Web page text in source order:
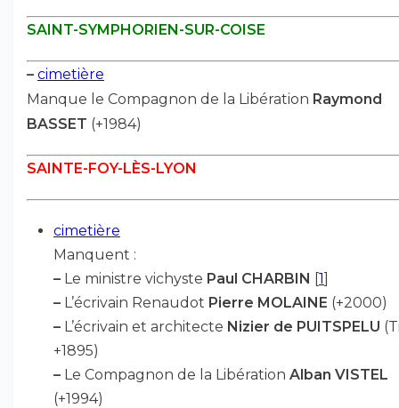
SAINT-SYMPHORIEN-SUR-COISE
– cimetière
Manque le Compagnon de la Libération Raymond
BASSET (+1984)
SAINTE-FOY-LÈS-LYON
cimetière
Manquent :
– Le ministre vichyste Paul CHARBIN [1]
– L’écrivain Renaudot Pierre MOLAINE (+2000)
– L’écrivain et architecte Nizier de PUITSPELU
+1895)
– Le Compagnon de la Libération Alban VISTEL
(+1994)